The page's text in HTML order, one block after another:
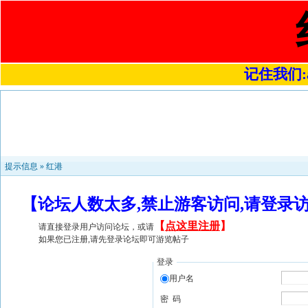
记住我们
提示信息 » 红港
【论坛人数太多,禁止游客访问,请登
请直接登录用户访问论坛，或请 【 点这里注册】
如果您已注册,请先登录论坛即可游览帖子
登录
用户名
密 码